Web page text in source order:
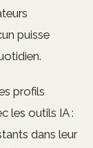
puisse
profils
les outils IA :
dans leur